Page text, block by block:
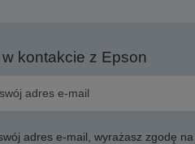
kontakcie z Epson
adres e-mail, wyrażasz zgodę